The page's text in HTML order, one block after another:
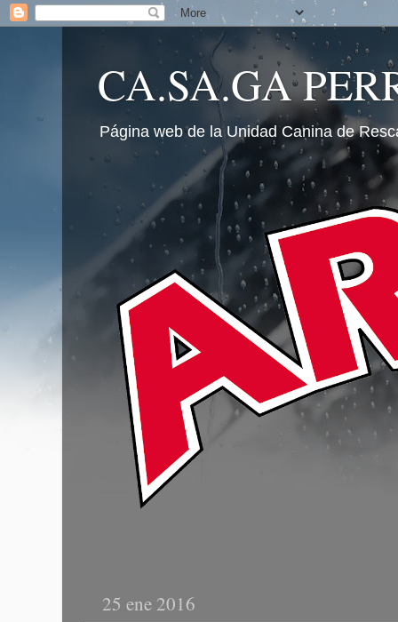
CA.SA.GA
Página web de la Unidad Canina de
25 ene 2016